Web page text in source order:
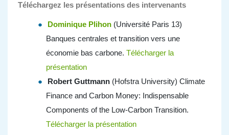
Téléchargez les présentations des intervenants
Dominique Plihon(Université Paris 13)
Banques centrales et transition vers une
économie bas carbone. Télécharger la
présentation
Robert Guttmann(Hofstra University) Climate
Finance and Carbon Money: Indispensable
Components of the Low-Carbon Transition.
Télécharger la présentation